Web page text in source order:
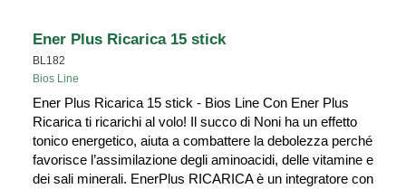
Ener Plus Ricarica 15 stick
BL182
Bios Line
Ener Plus Ricarica 15 stick - Bios Line Con Ener Plus
Ricarica ti ricarichi al volo! Il succo di Noni ha un effetto
tonico energetico, aiuta a combattere la debolezza perché
favorisce l’assimilazione degli aminoacidi, delle vitamine e
dei sali minerali. EnerPlus RICARICA è un integratore con